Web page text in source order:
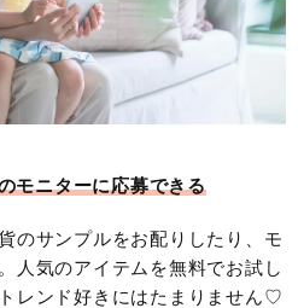
モニターに応募できる
のサンプルをお配りしたり、モ
人気のアイテムを無料でお試し
レンド好きにはたまりません♡